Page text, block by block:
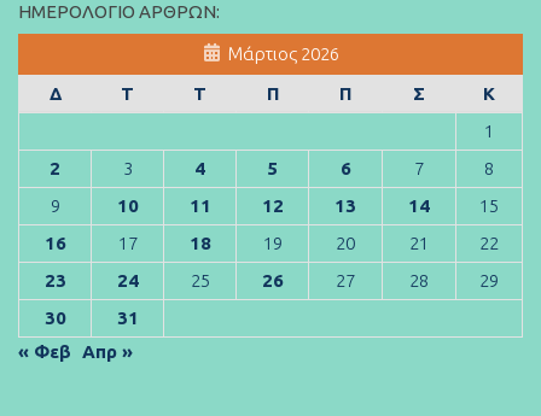
ΗΜΕΡΟΛΌΓΙΟ ΆΡΘΡΩΝ:
Μάρτιος 2026
Δ
Τ Τ Π Π Σ
Κ
1
2
3 4 5 6 7
8
9
10 11 12 13 14
15
16
17 18 19 20 21
22
23
24 25 26 27 28
29
30
31
« Φεβ Απρ »